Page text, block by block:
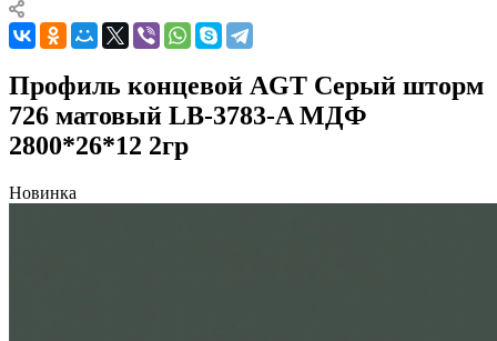
Профиль концевой AGT Серый шторм
726 матовый LB-3783-A МДФ
2800*26*12 2гр
Новинка